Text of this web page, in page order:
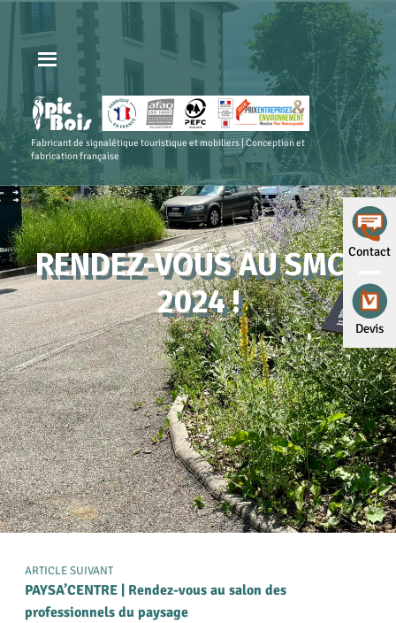
Contact
Devis
Fabricant de signalétique touristique et mobiliers | Conception et
fabrication française
ARTICLE SUIVANT
PAYSA’CENTRE | Rendez-vous au salon des
professionnels du paysage
RENDEZ-VOUS AU SMCL
2024 !